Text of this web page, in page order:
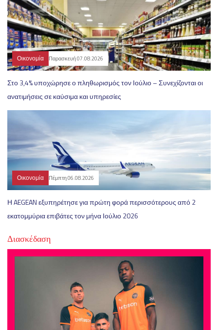
Οικονομία Παρασκευή 07.08.2026
Στο 3,4% υποχώρησε ο πληθωρισμός τον Ιούλιο – Συνεχίζονται οι
ανατιμήσεις σε καύσιμα και υπηρεσίες
Οικονομία Πέμπτη 06.08.2026
Η AEGEAN εξυπηρέτησε για πρώτη φορά περισσότερους από 2
εκατομμύρια επιβάτες τον μήνα Ιούλιο 2026
Διασκέδαση